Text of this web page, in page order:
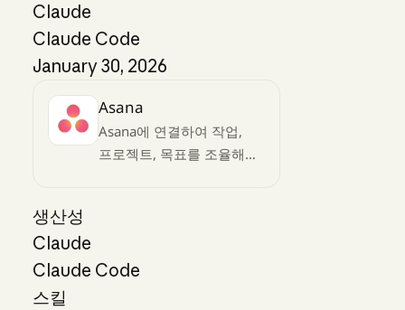
Claude
Claude Code
January 30, 2026
Asana
Asana에 연결하여 작업,
프로젝트, 목표를 조율해
생산성
Claude
Claude Code
스킬